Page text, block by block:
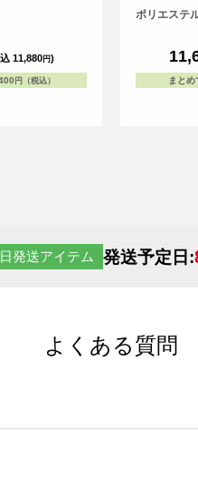
ムレスなデザイン
トします。極細
11,880円)
円（税込）
トに調節で
を軽減してく
ポリエステ
まとめ
発送アイテム 発送予定日:
よくある質問